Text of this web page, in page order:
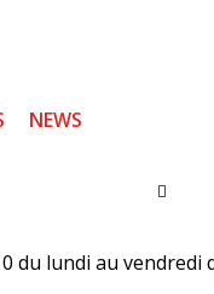
NEWS
du lundi au vendredi